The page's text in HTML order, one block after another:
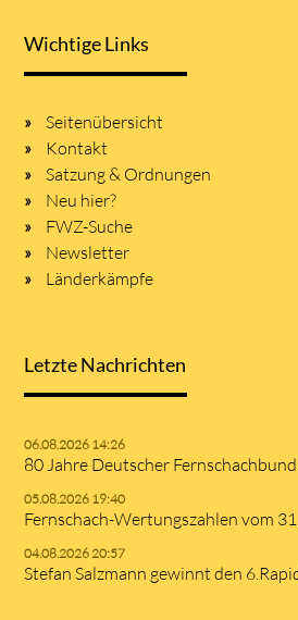
Wichtige Links
Seitenübersicht
Kontakt
Satzung & Ordnungen
Neu hier?
FWZ-Suche
Newsletter
Länderkämpfe
Letzte Nachrichten
06.08.2026 14:26
80 Jahre Deutscher Fernschachbund
05.08.2026 19:40
Fernschach-Wertungszahlen vom
04.08.2026 20:57
Stefan Salzmann gewinnt den